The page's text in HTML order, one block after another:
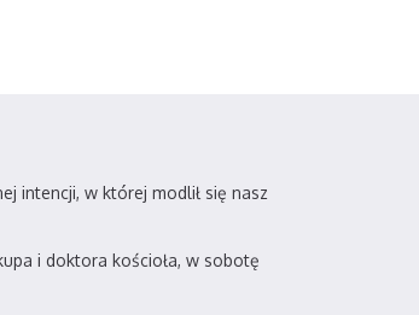
intencji, w której modlił się nasz
i doktora kościoła, w sobotę